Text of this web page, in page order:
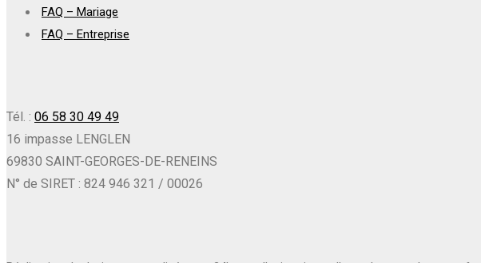
FAQ – Mariage
FAQ – Entreprise
Tél. : 06 58 30 49 49
16 impasse LENGLEN
69830 SAINT-GEORGES-DE-RENEINS
N° de SIRET : 824 946 321 / 00026